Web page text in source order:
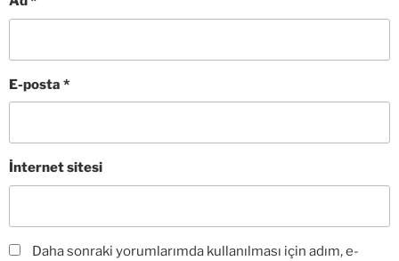
E-posta *
İnternet sitesi
Daha sonraki yorumlarımda kullanılması için adım, e-